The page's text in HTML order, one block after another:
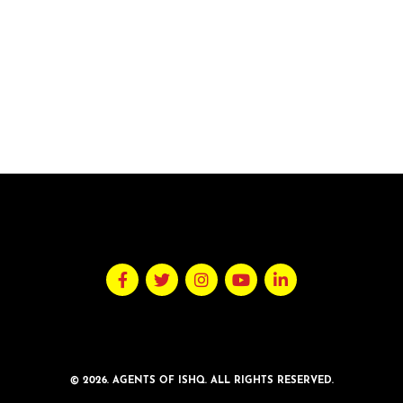
© 2026. AGENTS OF ISHQ. ALL RIGHTS RESERVED.